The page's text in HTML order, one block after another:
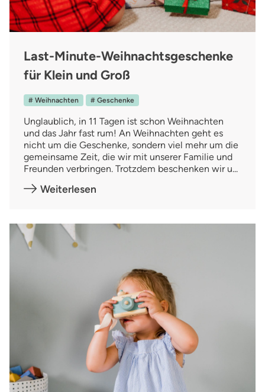
Last-Minute-Weihnachtsgeschenke
für Klein und Groß
# Weihnachten # Geschenke
Unglaublich, in 11 Tagen ist schon Weihnachten
und das Jahr fast rum! An Weihnachten geht es
nicht um die Geschenke, sondern viel mehr um die
gemeinsame Zeit, die wir mit unserer Familie und
Freunden verbringen. Trotzdem beschenken wir u...
Weiterlesen